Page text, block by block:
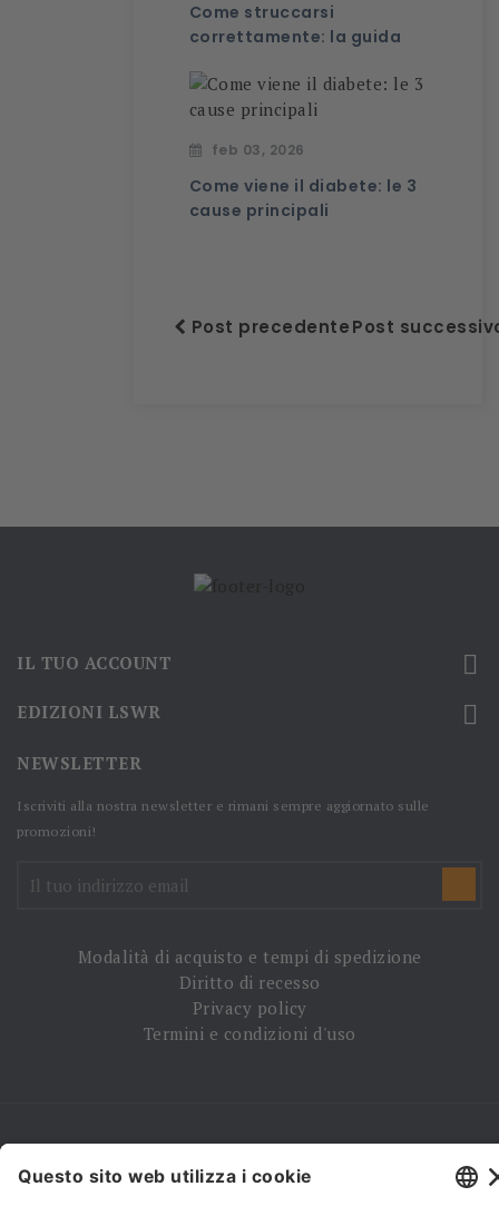
Come struccarsi
correttamente: la guida
feb 03, 2026
Come viene il diabete: le 3
cause principali
Post precedentePost
IL TUO ACCOUNT 
EDIZIONI LSWR 
NEWSLETTER
Iscriviti alla nostra newsletter e rimani sempre aggiornato sulle
promozioni!
Modalità di acquisto e tempi di spedizione
Diritto di recesso
Privacy policy
Termini e condizioni d'uso
© 2026 - La Tribuna S.r.l. | P.IVA 01702840180 | C.F.
01107460337